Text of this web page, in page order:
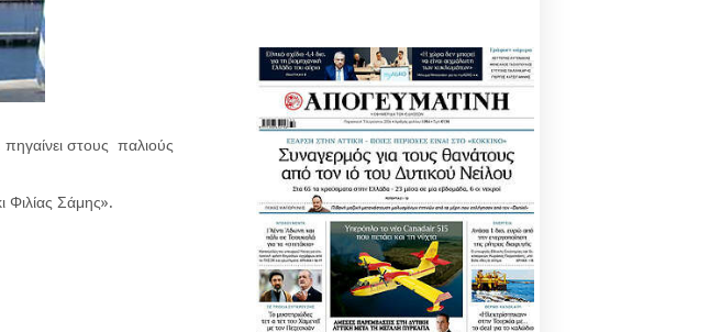
στους παλιούς
Φιλίας Σάμης».